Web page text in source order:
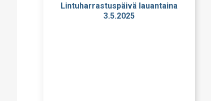
Lintuharrastuspäivä lauantaina
3.5.2025